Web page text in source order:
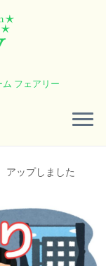
フェアリー
ップしました